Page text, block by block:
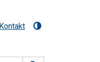
Kontakt